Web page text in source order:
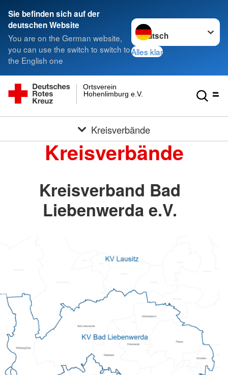
Sie befinden sich auf der
deutschen Website
You are on the German website,
you can use the switch to switch to
the English one
Sprache wechseln zu
Alles klar
Hohenlimburg e.V.
Ortsverein
Kreisverbände
Kreisverbände
Kreisverband Bad
Liebenwerda e.V.